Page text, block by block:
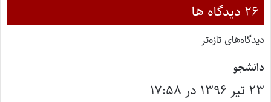
‫۲۶ دیدگاه ها
دیدگاه‌های تازه‌تر
دانشجو
ف
۲۳ تیر ۱۳۹۶ در ۱۷:۵۸